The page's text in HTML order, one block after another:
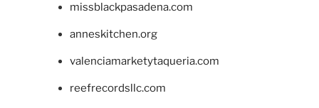
missblackpasadena.com
anneskitchen.org
valenciamarketytaqueria.com
reefrecordsllc.com